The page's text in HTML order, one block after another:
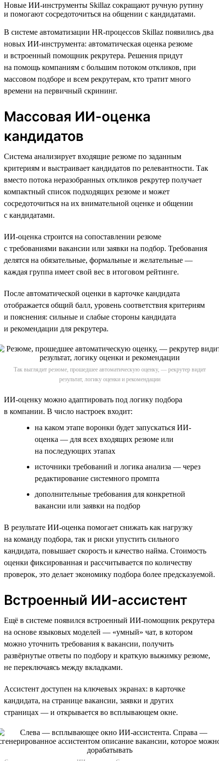
Новые ИИ-инструменты Skillaz сокращают ручную рутину
и помогают сосредоточиться на общении с кандидатами.
В системе автоматизации HR-процессов Skillaz появились два
новых ИИ-инструмента: автоматическая оценка резюме
и встроенный помощник рекрутера. Решения придут
на помощь компаниям с большим потоком откликов, при
массовом подборе и всем рекрутерам, кто тратит много
времени на первичный скрининг.
Массовая ИИ-оценка
кандидатов
Система анализирует входящие резюме по заданным
критериям и выстраивает кандидатов по релевантности. Так
вместо потока неразобранных откликов рекрутер получает
компактный список подходящих резюме и может
сосредоточиться на их внимательной оценке и общении
с кандидатами.
ИИ-оценка строится на сопоставлении резюме
с требованиями вакансии или заявки на подбор. Требования
делятся на обязательные, формальные и желательные —
каждая группа имеет свой вес в итоговом рейтинге.
После автоматической оценки в карточке кандидата
отображается общий балл, уровень соответствия критериям
и пояснения: сильные и слабые стороны кандидата
и рекомендации для рекрутера.
Так выглядит резюме, прошедшее автоматическую оценку, — рекрутер видит
результат, логику оценки и рекомендации
ИИ-оценку можно адаптировать под логику подбора
в компании. В число настроек входит:
на каком этапе воронки будет запускаться ИИ-
оценка — для всех входящих резюме или
на последующих этапах
источники требований и логика анализа — через
редактирование системного промпта
дополнительные требования для конкретной
вакансии или заявки на подбор
В результате ИИ-оценка помогает снижать как нагрузку
на команду подбора, так и риски упустить сильного
кандидата, повышает скорость и качество найма. Стоимость
оценки фиксированная и рассчитывается по количеству
проверок, это делает экономику подбора более предсказуемой.
Встроенный ИИ-ассистент
Ещё в системе появился встроенный ИИ-помощник рекрутера
на основе языковых моделей — «умный» чат, в котором
можно уточнить требования к вакансии, получить
развёрнутые ответы по подбору и краткую выжимку резюме,
не переключаясь между вкладками.
Ассистент доступен на ключевых экранах: в карточке
кандидата, на странице вакансии, заявки и других
страницах — и открывается во всплывающем окне.